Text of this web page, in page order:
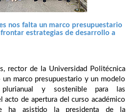
nos falta un marco presupuestario
estrategias de desarrollo a
rector de la Universidad Politécnica
marco presupuestario y un modelo
y sostenible para las
acto de apertura del curso académico
ha asistido la presidenta de la